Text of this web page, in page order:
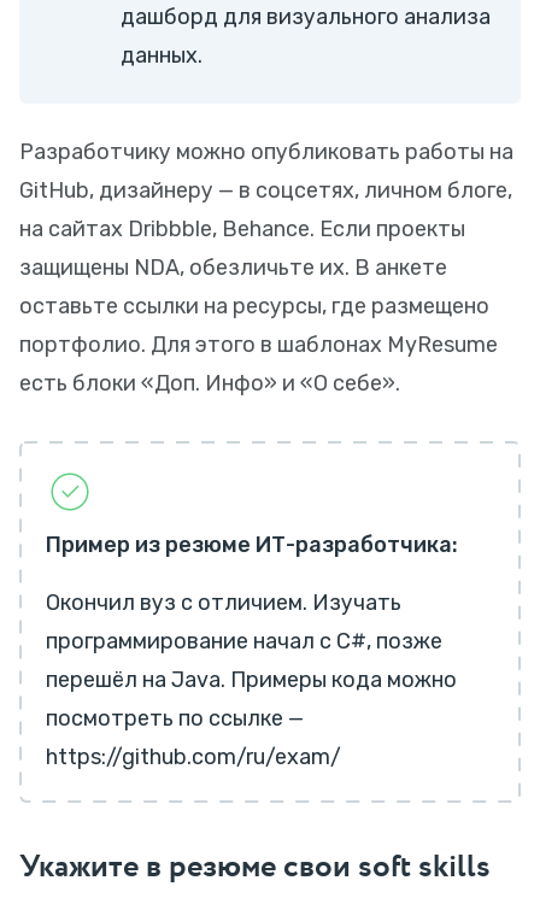
дашборд для визуального анализа
данных.
Разработчику можно опубликовать работы на
GitHub, дизайнеру — в соцсетях, личном блоге,
на сайтах Dribbble, Behance. Если проекты
защищены NDA, обезличьте их. В анкете
оставьте ссылки на ресурсы, где размещено
портфолио. Для этого в шаблонах MyResume
есть блоки «Доп. Инфо» и «О себе».
Пример из резюме ИТ-разработчика:
Окончил вуз с отличием. Изучать
программирование начал с C#, позже
перешёл на Java. Примеры кода можно
посмотреть по ссылке —
https://github.com/ru/exam/
Укажите в резюме свои soft skills